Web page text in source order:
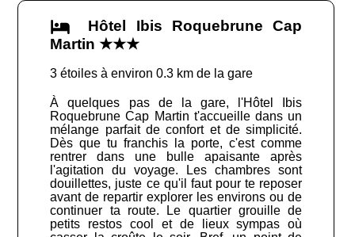
Hôtel Ibis Roquebrune Cap
Martin ★★★
3 étoiles à environ 0.3 km de la gare
À quelques pas de la gare, l'Hôtel Ibis
Roquebrune Cap Martin t'accueille dans un
mélange parfait de confort et de simplicité.
Dès que tu franchis la porte, c'est comme
rentrer dans une bulle apaisante après
l'agitation du voyage. Les chambres sont
douillettes, juste ce qu'il faut pour te reposer
avant de repartir explorer les environs ou de
continuer ta route. Le quartier grouille de
petits restos cool et de lieux sympas où